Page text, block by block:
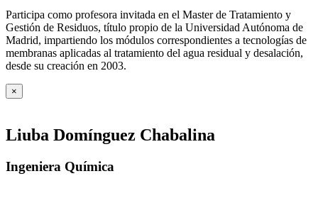
Participa como profesora invitada en el Master de Tratamiento y
Gestión de Residuos, título propio de la Universidad Autónoma de
Madrid, impartiendo los módulos correspondientes a tecnologías de
membranas aplicadas al tratamiento del agua residual y desalación,
desde su creación en 2003.
×
Liuba Domínguez Chabalina
Ingeniera Química